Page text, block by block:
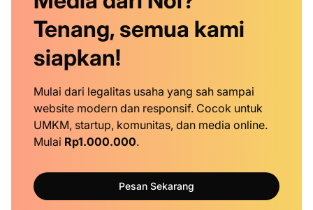
Tenang, semua kami
siapkan!
Mulai dari legalitas usaha yang sah sampai
website modern dan responsif. Cocok untuk
UMKM, startup, komunitas, dan media online.
Mulai Rp1.000.000.
Pesan Sekarang